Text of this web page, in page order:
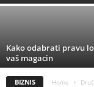
Kako odabrati pravu
vaš magacin
BIZNIS Home